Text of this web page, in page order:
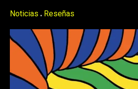
Noticias Reseñas